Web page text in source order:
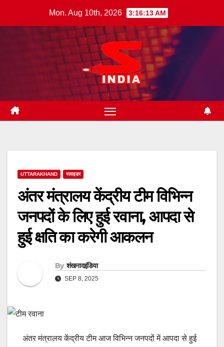
Mon. Aug 10th, 2026 3:16:14 AM
UTTARAKHAND स्लाइडर
अंतर मंत्रालय केंद्रीय टीम विभिन्न
जनपदों के लिए हुई रवाना, आपदा से
हुई क्षति का करेगी आकलन
By शंखनादइंडिया
SEP 8, 2025
अंतर मंत्रालय केंद्रीय टीम आज विभिन्न जनपदों में आपदा से हुई